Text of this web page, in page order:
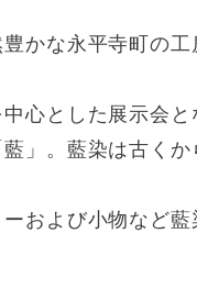
かな永平寺町の
心とした展示会と
」。藍染は古く
および小物など